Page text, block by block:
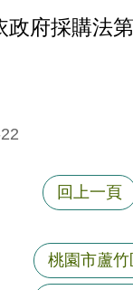
政府採購法
回上一頁
桃園市蘆